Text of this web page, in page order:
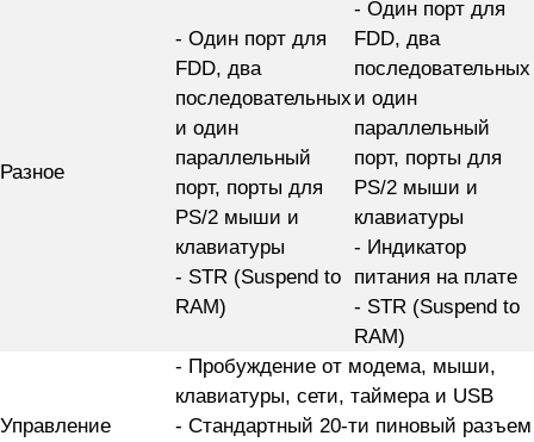
Разное
- Один порт для
FDD, два
последовательных
и один
параллельный
порт, порты для
PS/2 мыши и
клавиатуры
- STR (Suspend to
RAM)
- Один порт для
FDD, два
последовательных
и один
параллельный
порт, порты для
PS/2 мыши и
клавиатуры
- Индикатор
питания на плате
- STR (Suspend to
RAM)
Управление
- Пробуждение от модема, мыши,
клавиатуры, сети, таймера и USB
- Стандартный 20-ти пиновый разъем